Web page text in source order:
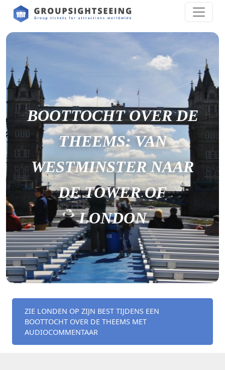
BOOTTOCHT OVER DE
THEEMS: VAN
WESTMINSTER NAAR
DE TOWER OF
LONDON
ZIE LONDEN OP ZIJN BEST TIJDENS EEN
BOOTTOCHT OVER DE THEEMS MET
AUDIOCOMMENTAAR